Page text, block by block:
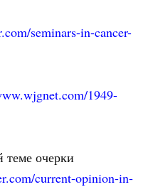
seminars-in-cancer-
1949-
теме очерки
current-opinion-in-